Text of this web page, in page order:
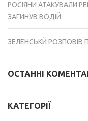
РОСІЯНИ АТАКУВАЛИ
ЗАГИНУВ ВОДІЙ
ЗЕЛЕНСЬКЙ РОЗПОВІВ
ОСТАННІ
КАТЕГОРІЇ